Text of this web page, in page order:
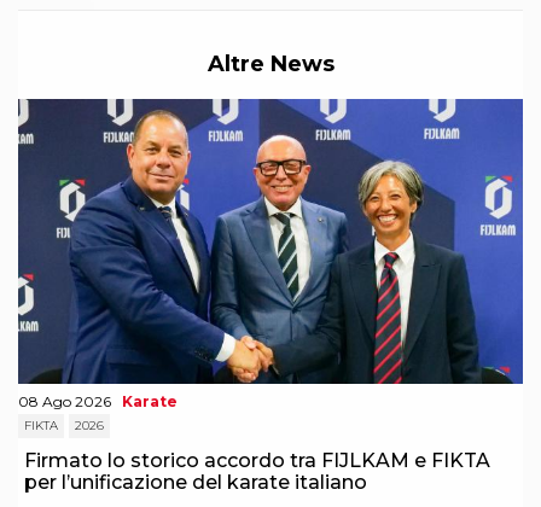
Cookies Accept
Catalogo formativo
Webinar
Corsi Monotematici
Corsi di Specializzazione
Corsi FIJLKAM-FISDIR
Corsi Preparatore Fisico
Edutraining class - Didattica infantile
Corso dirigenti sportivi
Corso Direttore di Gara
Abilitazioni
Sportello Fiscale
News
Sostenibilità
Documenti
Altre News
08 Ago 2026 Karate
FIKTA 2026
Firmato lo storico accordo tra FIJLKAM e FIKTA
per l’unificazione del karate italiano